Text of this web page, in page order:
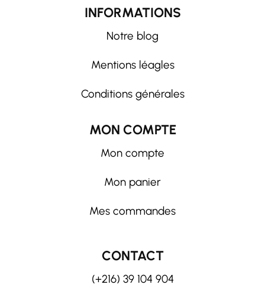
INFORMATIONS
Notre blog
Mentions léagles
Conditions générales
MON COMPTE
Mon compte
Mon panier
Mes commandes
CONTACT
(+216) 39 104 904